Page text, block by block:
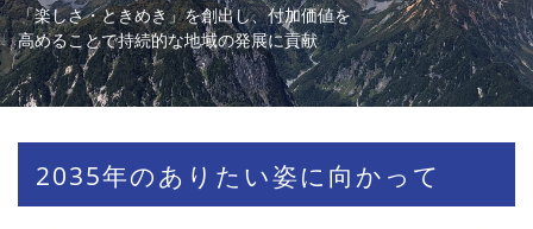
「楽しさ・ときめき」を創出し、付加価値を
高めることで持続的な地域の発展に貢献
2035年のありたい姿に向かって